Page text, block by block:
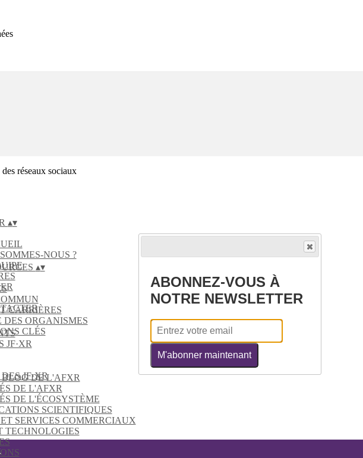
réseaux sociaux
▴▾
NOUS ?
▴▾
CARRIÈRES
ORGANISMES
CLÉS
JF·XR
JF·XR
BLOG DE L'AFXR
DE L'AFXR
DE L'ÉCOSYSTÈME
SCIENTIFIQUES
SERVICES COMMERCIAUX
TECHNOLOGIES
ABONNEZ-VOUS À
NOTRE NEWSLETTER
M'abonner maintenant